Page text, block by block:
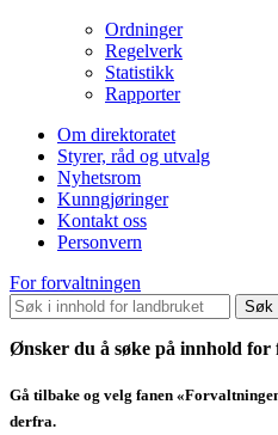
Ordninger
Regelverk
Statistikk
Rapporter
Om direktoratet
Styrer, råd og utvalg
Nyhetsrom
Kunngjøringer
Kontakt oss
Personvern
For forvaltningen
Søk
Ønsker du å søke på innhold for
Gå tilbake og velg fanen
derfra.